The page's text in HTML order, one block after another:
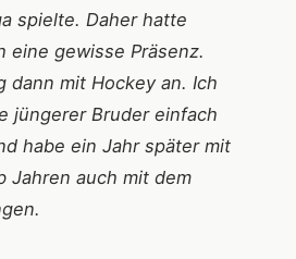
spielte. Daher hatte
eine gewisse Präsenz.
dann mit Hockey an. Ich
jüngerer Bruder einfach
habe ein Jahr später mit
Jahren auch mit dem